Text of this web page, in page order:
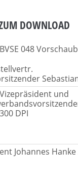
DOWNLOAD
und
DPI
Johannes Hanke